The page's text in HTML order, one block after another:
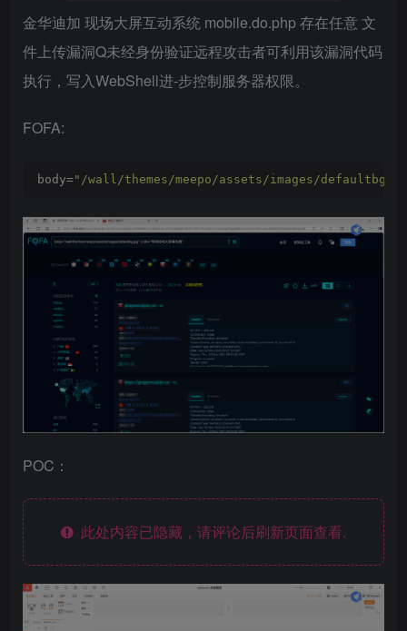
金华迪加 现场大屏互动系统 mobile.do.php 存在任意 文
件上传漏洞Q未经身份验证远程攻击者可利用该漏洞代码
执行，写入WebShell进-步控制服务器权限。
FOFA:
body="/wall/themes/meepo/assets/images/
POC：
此处内容已隐藏，请评论后刷新页面查看.